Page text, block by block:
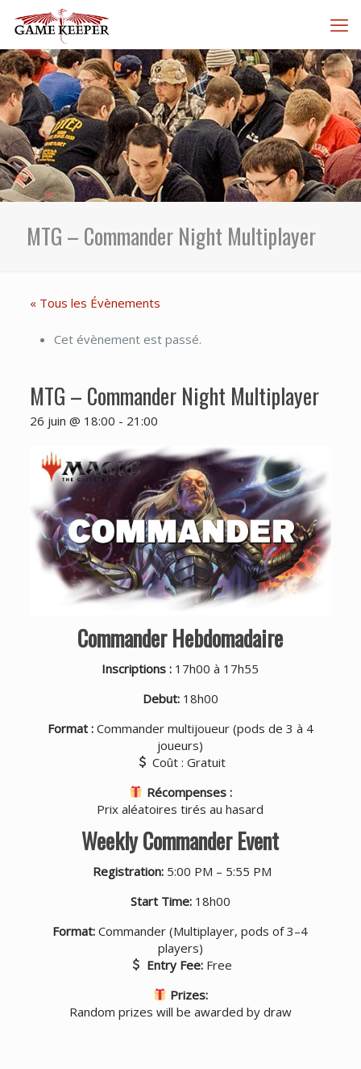
MTG – Commander Night Multiplayer
« Tous les Évènements
Cet évènement est passé.
MTG – Commander Night Multiplayer
26 juin @ 18:00 - 21:00
Commander Hebdomadaire
Inscriptions : 17h00 à 17h55
Debut:18h00
Format :Commander multijoueur (pods de 3 à 4
joueurs)
Coût : Gratuit
Récompenses :
Prix aléatoires tirés au hasard
Weekly Commander Event
Registration:5:00 PM – 5:55 PM
Start Time:18h00
Format: Commander (Multiplayer, pods of 3–4
players)
Entry Fee:Free
Prizes:
Random prizes will be awarded by draw